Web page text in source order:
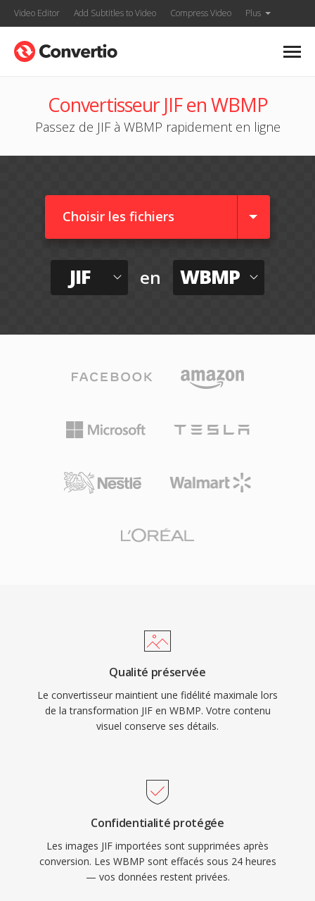
Video Editor Add Subtitles to Video Compress Video Plus
Convertisseur JIF en WBMP
Passez de JIF à WBMP rapidement en ligne
Choisir les fichiers
JIF en WBMP
Qualité préservée
Le convertisseur maintient une fidélité maximale lors
de la transformation JIF en WBMP. Votre contenu
visuel conserve ses détails.
Confidentialité protégée
Les images JIF importées sont supprimées après
conversion. Les WBMP sont effacés sous 24 heures
— vos données restent privées.